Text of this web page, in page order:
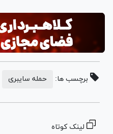
برچسب ها: حمله سایبری
لینک کوتاه